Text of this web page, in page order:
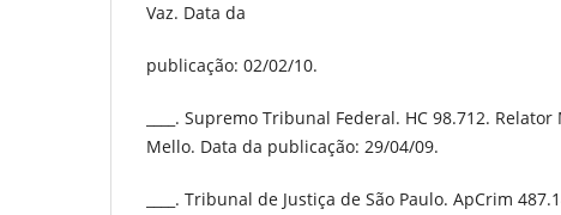
Vaz. Data da
publicação: 02/02/10.
____. Supremo Tribunal Federal. HC 98.712.
Mello. Data da publicação: 29/04/09.
____. Tribunal de Justiça de São Paulo. ApCrim